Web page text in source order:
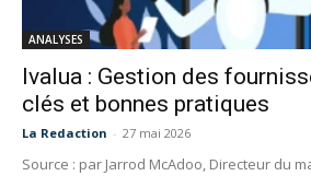
ANALYSES
Ivalua : Gestion des
clés et bonnes pratiques
La Redaction - 27 mai 2026
Source : par Jarrod McAdoo, Directeur du